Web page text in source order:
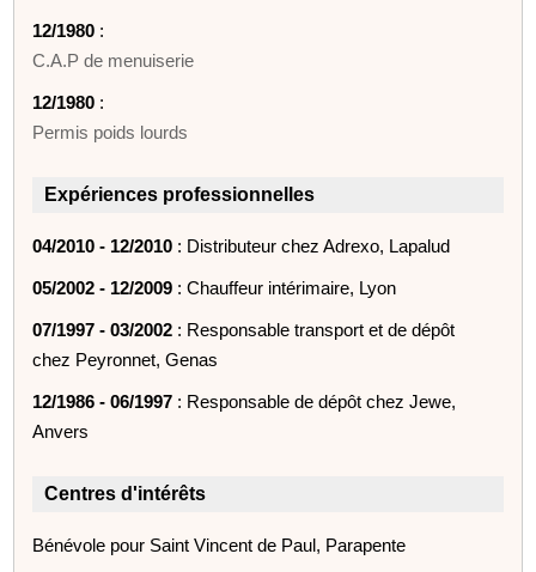
12/1980 :
C.A.P de menuiserie
12/1980 :
Permis poids lourds
Expériences professionnelles
04/2010 - 12/2010 : Distributeur chez Adrexo, Lapalud
05/2002 - 12/2009 : Chauffeur intérimaire, Lyon
07/1997 - 03/2002 : Responsable transport et de dépôt
chez Peyronnet, Genas
12/1986 - 06/1997 : Responsable de dépôt chez Jewe,
Anvers
Centres d'intérêts
Bénévole pour Saint Vincent de Paul, Parapente